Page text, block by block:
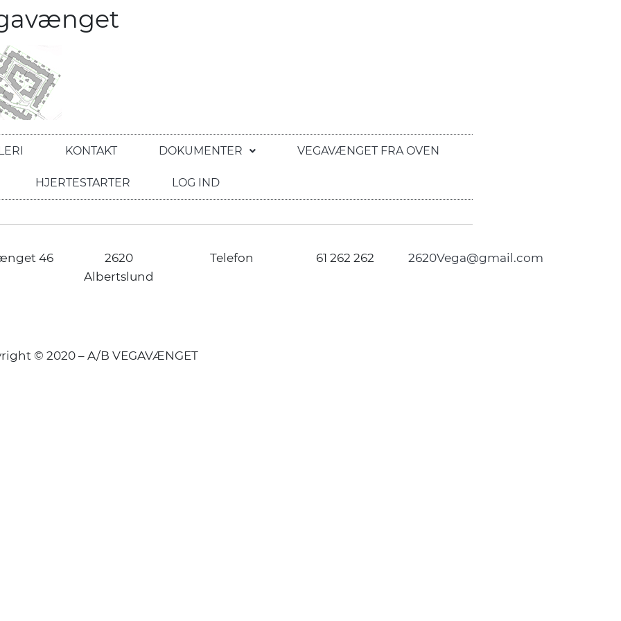
KONTAKT DOKUMENTER VEGAVÆNGET FRA OVEN
HJERTESTARTER LOG IND
46
2620
Albertslund
Telefon 61 262 262 2620Vega@gmail.com
© 2020 – A/B VEGAVÆNGET